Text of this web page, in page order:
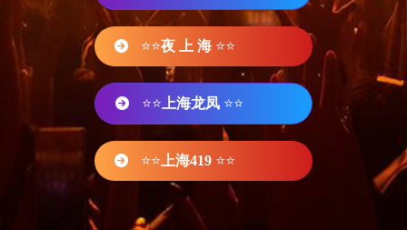
⭐⭐夜 上 海 ⭐⭐
⭐⭐ 上海龙凤 ⭐⭐
⭐⭐ 上海419 ⭐⭐